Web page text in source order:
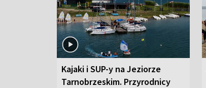
Kajaki i SUP-y na Jeziorze
Tarnobrzeskim. Przyrodnicy